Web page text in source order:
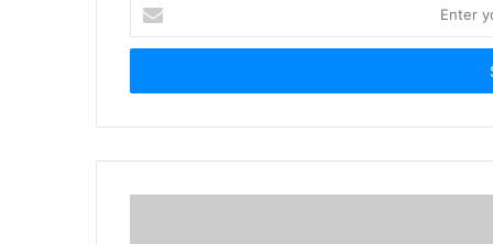
t
r
u